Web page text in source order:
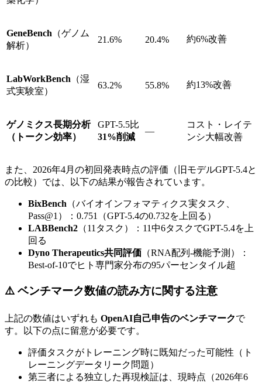
GeneBench （ゲノム
解析）
21.6% 20.4% 約6%改善
LabWorkBench （湿
式実験室）
63.2% 55.8% 約13%改善
ゲノミクス長期分析
（トークン効率）
GPT-5.5比
31%削減
—
コスト・レイテ
ンシ大幅改善
また、2026年4月の初回発表時点の評価（旧モデルGPT-5.4と
の比較）では、以下の結果が報告されています。
BixBench （バイオインフォマティクス実タスク、
Pass@1）：0.751（GPT-5.4の0.732を上回る）
LABBench2 （11タスク）：11中6タスクでGPT-5.4を上
回る
Dyno Therapeutics共同評価 （RNA配列-機能予測）：
Best-of-10でヒト専門家分布の95パーセンタイル超
⚠️ ベンチマーク数値の読み方に関する注意
上記の数値はいずれも OpenAI自己申告のベンチマークで
す。以下の点に留意が必要です。
評価タスクがトレーニング時に既知だった可能性（ト
レーニングデータリーク問題）
第三者による独立した再現検証は、現時点（2026年6